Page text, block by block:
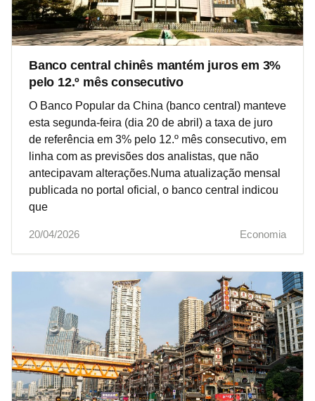
Banco central chinês mantém juros em 3%
pelo 12.º mês consecutivo
O Banco Popular da China (banco central) manteve
esta segunda-feira (dia 20 de abril) a taxa de juro
de referência em 3% pelo 12.º mês consecutivo, em
linha com as previsões dos analistas, que não
antecipavam alterações.Numa atualização mensal
publicada no portal oficial, o banco central indicou
que
20/04/2026 Economia